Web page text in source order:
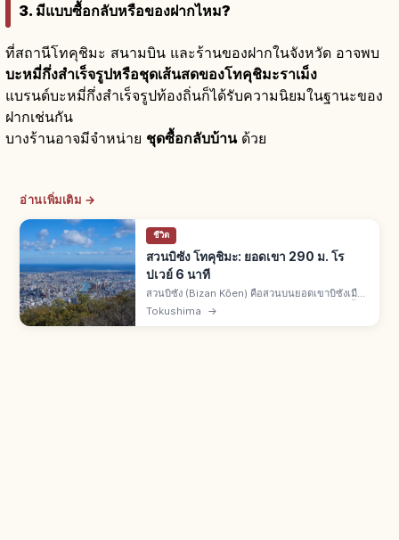
3. มีแบบซื้อกลับหรือของฝากไหม?
ที่สถานีโทคุชิมะ สนามบิน และร้านของฝากในจังหวัด อาจพบ
บะหมี่กึ่งสำเร็จรูปหรือชุดเส้นสดของโทคุชิมะราเม็ง
แบรนด์บะหมี่กึ่งสำเร็จรูปท้องถิ่นก็ได้รับความนิยมในฐานะของ
ฝากเช่นกัน
บางร้านอาจมีจำหน่าย ชุดซื้อกลับบ้านด้วย
อ่านเพิ่มเติม →
ชีวิต
สวนบิซัง โทคุชิมะ: ยอดเขา 290 ม. โร
ปเวย์ 6 นาที
สวนบิซัง (Bizan Kōen) คือสวนบนยอดเขาบิซังเมือง
โทคุชิมะ สูงราว 290 ม. ปรากฏในมันโยชู วิวแม่น้ำ
Tokushima →